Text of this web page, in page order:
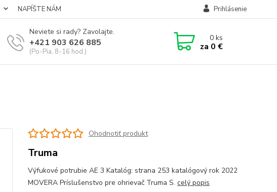
NAPÍŠTE NÁM Prihlásenie
Neviete si rady? Zavolajte.
+421 903 626 885
(Po-Pia, 8-16 hod.)
0ks
za 0 €
Ohodnotiť produkt
Truma
Výfukové potrubie AE 3 Katalóg: strana 253 katalógový rok 2022
MOVERA Príslušenstvo pre ohrievač Truma S. celý popis